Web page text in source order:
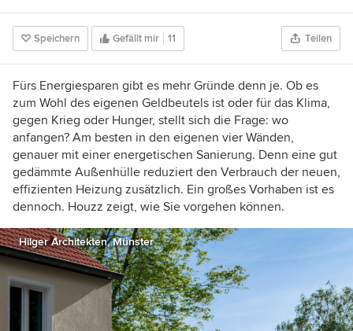
Speichern Gefällt mir 11 Teilen
Fürs Energiesparen gibt es mehr Gründe denn je. Ob es
zum Wohl des eigenen Geldbeutels ist oder für das Klima,
gegen Krieg oder Hunger, stellt sich die Frage: wo
anfangen? Am besten in den eigenen vier Wänden,
genauer mit einer energetischen Sanierung. Denn eine gut
gedämmte Außenhülle reduziert den Verbrauch der neuen,
effizienten Heizung zusätzlich. Ein großes Vorhaben ist es
dennoch. Houzz zeigt, wie Sie vorgehen können.
Hilger Architekten, Münster